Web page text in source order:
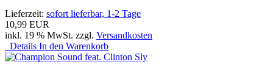
Lieferzeit: sofort lieferbar, 1-2 Tage
10,99 EUR
inkl. 19 % MwSt. zzgl. Versandkosten
Details In den Warenkorb